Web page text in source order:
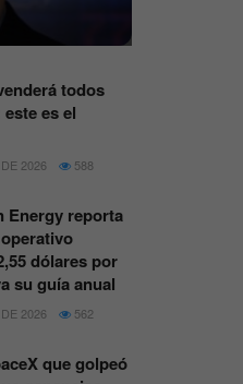
todos
es el
2026 588
Energy reporta
dólares por
su guía anual
2026 562
que golpeó